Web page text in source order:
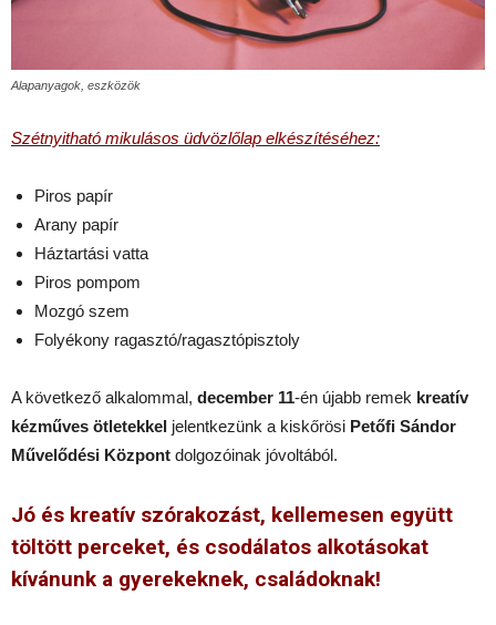
Alapanyagok, eszközök
Szétnyitható mikulásos üdvözlőlap elkészítéséhez:
Piros papír
Arany papír
Háztartási vatta
Piros pompom
Mozgó szem
Folyékony ragasztó/ragasztópisztoly
A következő alkalommal, december 11-én újabb remek kreatív
kézműves ötletekkel jelentkezünk a kiskőrösi Petőfi Sándor
Művelődési Központ dolgozóinak jóvoltából.
Jó és kreatív szórakozást, kellemesen együtt
töltött perceket, és csodálatos alkotásokat
kívánunk a gyerekeknek, családoknak!